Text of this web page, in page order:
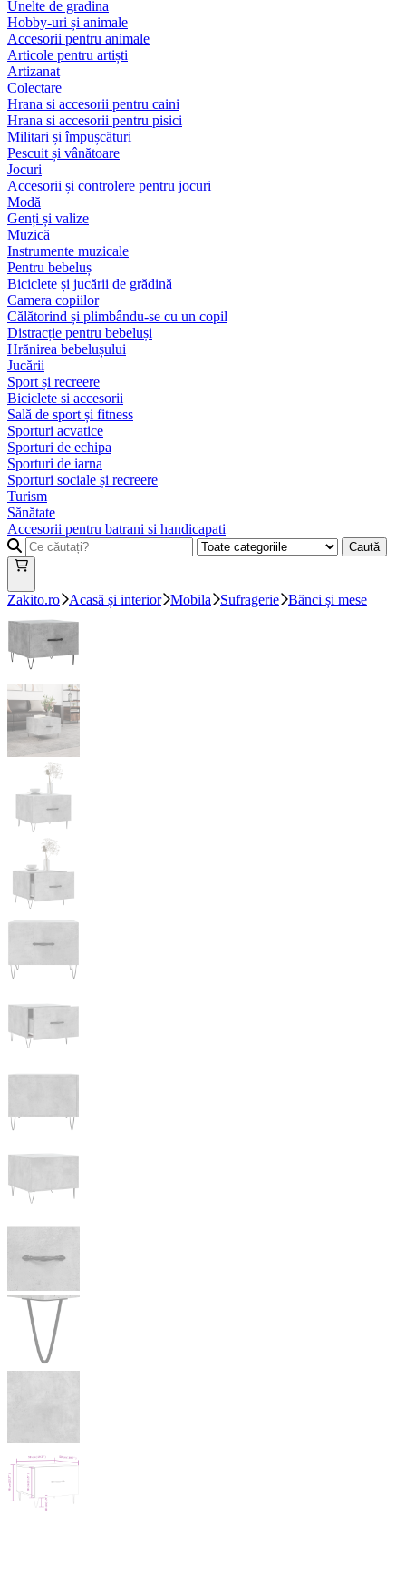
Unelte de gradina
Hobby-uri și animale
Accesorii pentru animale
Articole pentru artiști
Artizanat
Colectare
Hrana si accesorii pentru caini
Hrana si accesorii pentru pisici
Militari și împușcături
Pescuit și vânătoare
Jocuri
Accesorii și controlere pentru jocuri
Modă
Genți și valize
Muzică
Instrumente muzicale
Pentru bebeluș
Biciclete și jucării de grădină
Camera copiilor
Călătorind și plimbându-se cu un copil
Distracție pentru bebeluși
Hrănirea bebelușului
Jucării
Sport și recreere
Biciclete si accesorii
Sală de sport și fitness
Sporturi acvatice
Sporturi de echipa
Sporturi de iarna
Sporturi sociale și recreere
Turism
Sănătate
Accesorii pentru batrani si handicapati
Caută
Zakito.ro Acasă și interior Mobila Sufragerie Bănci și mese